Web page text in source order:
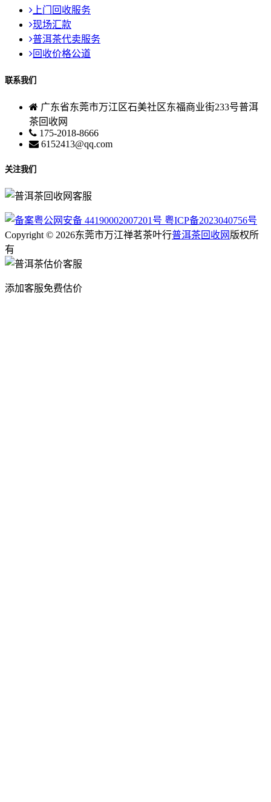
上门回收服务
现场汇款
普洱茶代卖服务
回收价格公道
联系我们
广东省东莞市万江区石美社区东福商业街233号普洱
茶回收网
175-2018-8666
6152413@qq.com
关注我们
粤公网安备 44190002007201号 粤ICP备2023040756号
Copyright © 2026东莞市万江禅茗茶叶行普洱茶回收网 版权所
有
添加客服免费估价